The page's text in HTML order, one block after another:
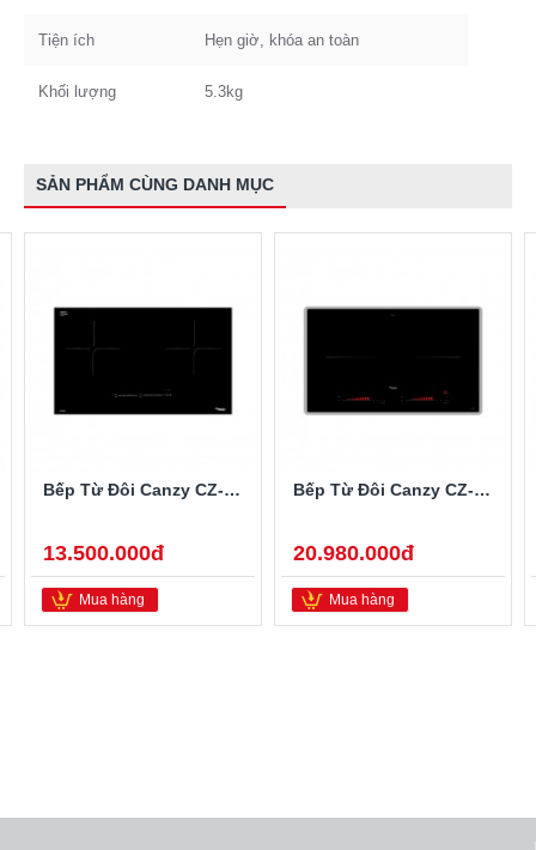
Tiện ích Hẹn giờ, khóa an toàn
Khối lượng 5.3kg
SẢN PHẨM CÙNG DANH MỤC
Bếp Từ Đôi Canzy CZ-922P
13.500.000đ
Mua hàng
Bếp Từ Đôi Canzy CZ-702IP
20.980.000đ
Mua hàng